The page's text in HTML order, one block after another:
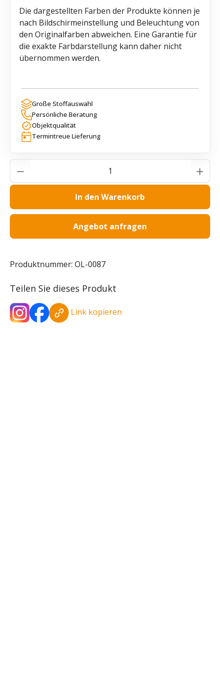
Die dargestellten Farben der Produkte können je
nach Bildschirmeinstellung und Beleuchtung von
den Originalfarben abweichen. Eine Garantie für
die exakte Farbdarstellung kann daher nicht
übernommen werden.
Große Stoffauswahl
Persönliche Beratung
Objektqualität
Termintreue Lieferung
Produkt Anzahl: Gib den gewünschten
In den Warenkorb
Angebot anfragen
Produktnummer: OL-0087
Teilen Sie dieses Produkt
Link kopieren